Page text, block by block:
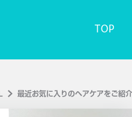
TOP
最近お気に入りのヘアケアをご紹